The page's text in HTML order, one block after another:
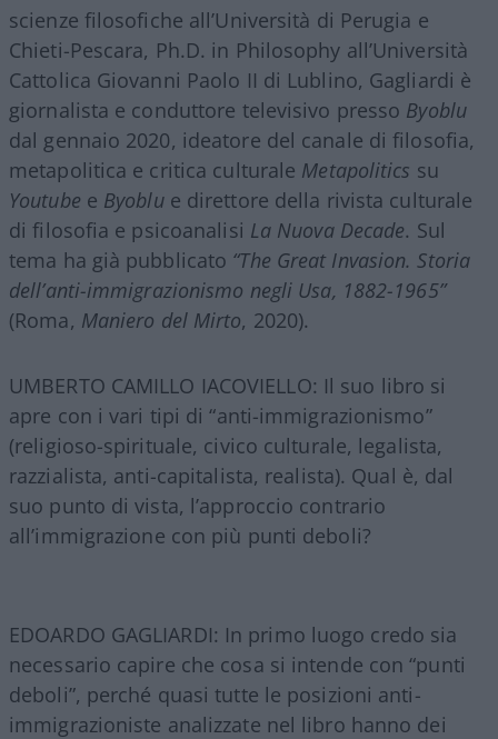
scienze filosofiche all’Università di Perugia e
Chieti-Pescara, Ph.D. in Philosophy all’Università
Cattolica Giovanni Paolo II di Lublino, Gagliardi è
giornalista e conduttore televisivo presso Byoblu
dal gennaio 2020, ideatore del canale di filosofia,
metapolitica e critica culturale Metapolitics su
Youtube e Byoblue direttore della rivista culturale
di filosofia e psicoanalisi La Nuova Decade. Sul
tema ha già pubblicato “The Great Invasion. Storia
dell’anti-immigrazionismo negli Usa, 1882-1965”
(Roma, Maniero del Mirto, 2020).
UMBERTO CAMILLO IACOVIELLO: Il suo libro si
apre con i vari tipi di “anti-immigrazionismo”
(religioso-spirituale, civico culturale, legalista,
razzialista, anti-capitalista, realista). Qual è, dal
suo punto di vista, l’approccio contrario
all’immigrazione con più punti deboli?
EDOARDO GAGLIARDI: In primo luogo credo sia
necessario capire che cosa si intende con “punti
deboli”, perché quasi tutte le posizioni anti-
immigrazioniste analizzate nel libro hanno dei